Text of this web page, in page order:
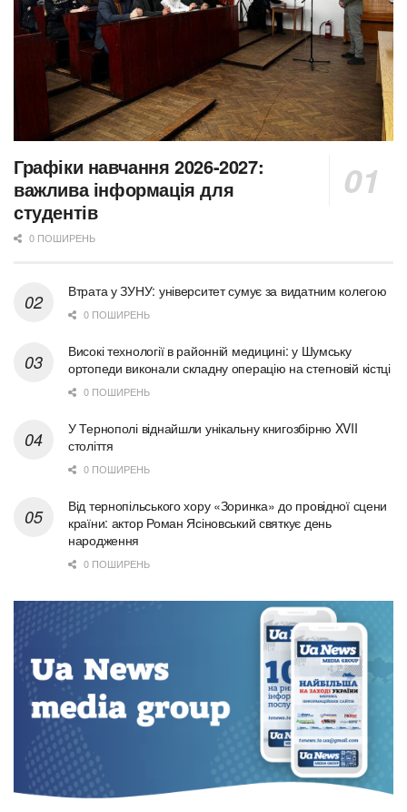
Графіки навчання 2026-2027:
важлива інформація для
студентів
0 ПОШИРЕНЬ
Втрата у ЗУНУ: університет сумує за видатним колегою
0 ПОШИРЕНЬ
Високі технології в районній медицині: у Шумську
ортопеди виконали складну операцію на стегновій кістці
0 ПОШИРЕНЬ
У Тернополі віднайшли унікальну книгозбірню XVII
століття
0 ПОШИРЕНЬ
Від тернопільського хору «Зоринка» до провідної сцени
країни: актор Роман Ясіновський святкує день
народження
0 ПОШИРЕНЬ